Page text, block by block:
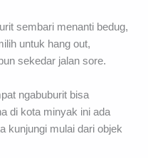
sembari menanti bedug,
untuk hang out,
sekedar jalan sore.
ngabuburit bisa
di kota minyak ini ada
kunjungi mulai dari objek